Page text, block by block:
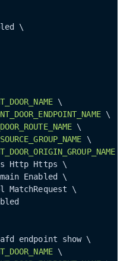
\
\
\
\
\
Http Https \
Enabled \
\
endpoint show \
\